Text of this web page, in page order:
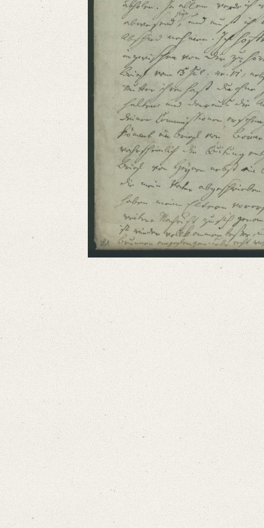
Language
Bamberg, Claudia